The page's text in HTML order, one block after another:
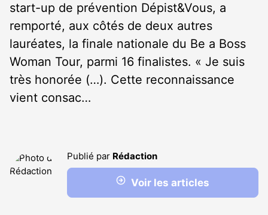
start-up de prévention Dépist&Vous, a
remporté, aux côtés de deux autres
lauréates, la finale nationale du Be a Boss
Woman Tour, parmi 16 finalistes. « Je suis
très honorée (…). Cette reconnaissance
vient consac…
Publié par Rédaction
Voir les articles